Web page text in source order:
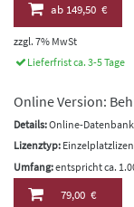
ab149,50 €
zzgl. 7% MwSt
Lieferfrist ca. 3-5 Tage
Online Version:
Details:Online-Datenbank
Lizenztyp:
Umfang:entspricht ca.
79,00 €